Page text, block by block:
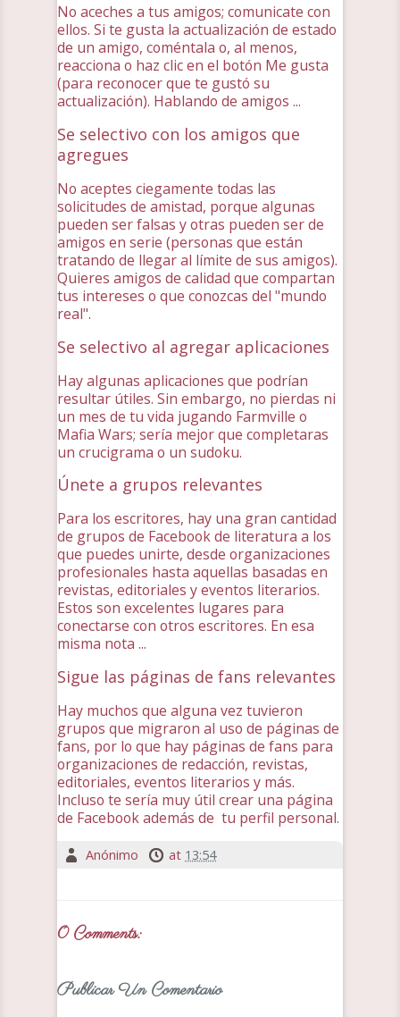
No aceches a tus amigos; comunicate con
ellos. Si te gusta la actualización de estado
de un amigo, coméntala o, al menos,
reacciona o haz clic en el botón Me gusta
(para reconocer que te gustó su
actualización). Hablando de amigos ...
Se selectivo con los amigos que
agregues
No aceptes ciegamente todas las
solicitudes de amistad, porque algunas
pueden ser falsas y otras pueden ser de
amigos en serie (personas que están
tratando de llegar al límite de sus amigos).
Quieres amigos de calidad que compartan
tus intereses o que conozcas del "mundo
real".
Se selectivo al agregar aplicaciones
Hay algunas aplicaciones que podrían
resultar útiles. Sin embargo, no pierdas ni
un mes de tu vida jugando Farmville o
Mafia Wars; sería mejor que completaras
un crucigrama o un sudoku.
Únete a grupos relevantes
Para los escritores, hay una gran cantidad
de grupos de Facebook de literatura a los
que puedes unirte, desde organizaciones
profesionales hasta aquellas basadas en
revistas, editoriales y eventos literarios.
Estos son excelentes lugares para
conectarse con otros escritores. En esa
misma nota ...
Sigue las páginas de fans relevantes
Hay muchos que alguna vez tuvieron
grupos que migraron al uso de páginas de
fans, por lo que hay páginas de fans para
organizaciones de redacción, revistas,
editoriales, eventos literarios y más.
Incluso te sería muy útil crear una página
de Facebook además de tu perfil personal.
Anónimo at 13:54
0 Comments:
Publicar Un Comentario